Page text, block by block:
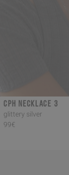
CPH NECKLACE 3
glittery silver
99€